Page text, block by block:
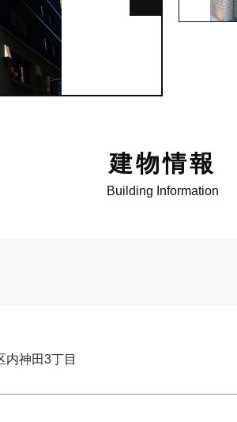
建物情報
Building Information
内神田3丁目